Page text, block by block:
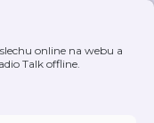
online na webu a
Talk offline.